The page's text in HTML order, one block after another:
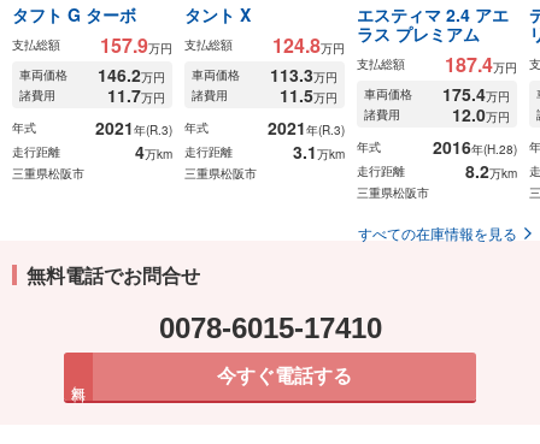
タフト G ターボ
支払総額 157.9万円
車両価格
146.2万円
諸費用
11.7万円
年式
2021年(R.3)
走行距離
4万km
三重県松阪市
タント X
支払総額 124.8万円
車両価格
113.3万円
諸費用
11.5万円
年式
2021年(R.3)
走行距離
3.1万km
三重県松阪市
エスティマ 2.4 アエ
ラス プレミアム
支払総額 187.4万円
車両価格
175.4万円
諸費用
12.0万円
年式
2016年(H.28)
走行距離
8.2万km
三重県松阪市
すべての在庫情報を見る
無料電話でお問合せ
0078-6015-17410
今すぐ電話する